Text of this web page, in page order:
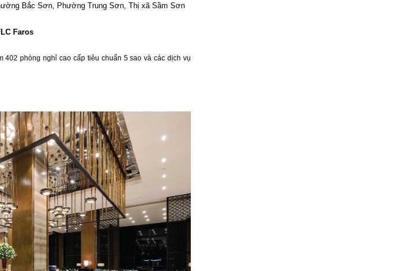
Bắc Sơn, Phường Trung Sơn, Thị xã Sầm Sơn
Faros
402 phòng nghỉ cao cấp tiêu chuẩn 5 sao và các dịch vụ